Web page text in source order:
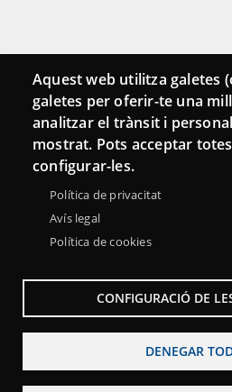
Conecta
Contacto
Hemeroteca
Aquest web utilitza galetes
galetes per oferir-te una
analitzar el trànsit i
mostrat. Pots acceptar
configurar-les.
Política de privacitat
Avís legal
Política de cookies
CONFIGURACIÓ DE
DENEGAR
Menu
Sobre la Red Punt TIC Aviso